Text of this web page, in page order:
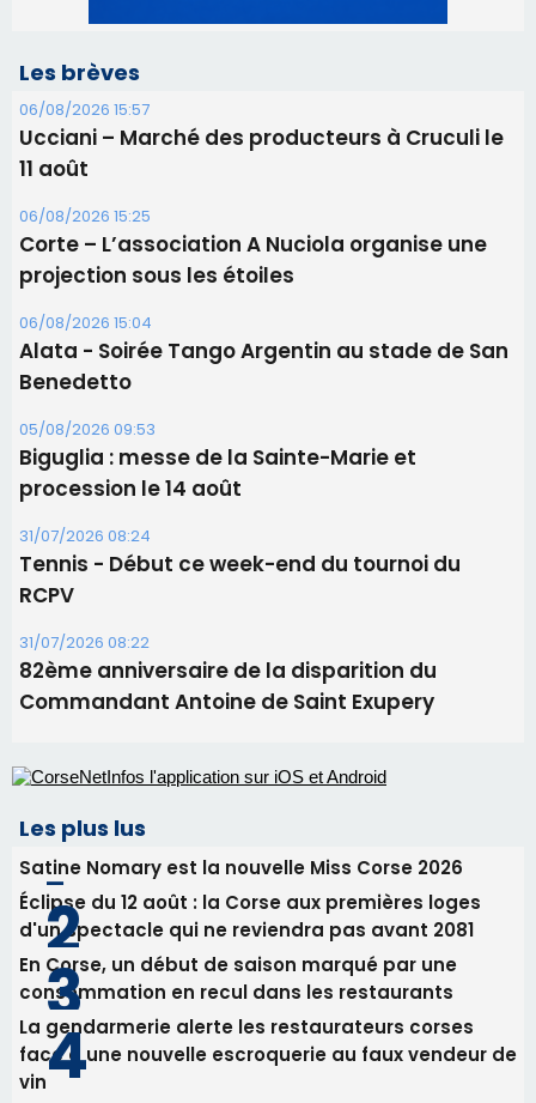
Les brèves
06/08/2026 15:57
Ucciani – Marché des producteurs à Cruculi le
11 août
06/08/2026 15:25
Corte – L’association A Nuciola organise une
projection sous les étoiles
06/08/2026 15:04
Alata - Soirée Tango Argentin au stade de San
Benedetto
05/08/2026 09:53
Biguglia : messe de la Sainte-Marie et
procession le 14 août
31/07/2026 08:24
Tennis - Début ce week-end du tournoi du
RCPV
31/07/2026 08:22
82ème anniversaire de la disparition du
Commandant Antoine de Saint Exupery
Les plus lus
Satine Nomary est la nouvelle Miss Corse 2026
Éclipse du 12 août : la Corse aux premières loges
d'un spectacle qui ne reviendra pas avant 2081
En Corse, un début de saison marqué par une
consommation en recul dans les restaurants
La gendarmerie alerte les restaurateurs corses
face à une nouvelle escroquerie au faux vendeur de
vin